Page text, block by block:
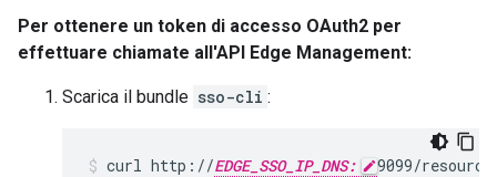
Per ottenere un token di accesso OAuth2 per
effettuare chiamate all'API Edge Management:
Scarica il bundle sso-cli :
curl http://EDGE_SSO_IP_DNS: 9099/